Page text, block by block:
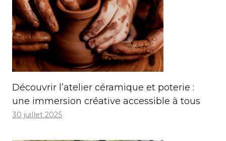
Découvrir l’atelier céramique et poterie :
une immersion créative accessible à tous
30 juillet 2025